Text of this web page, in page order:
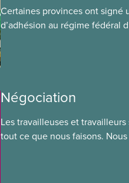
Certaines provinces ont signé
d’adhésion au régime fédéral
Négociation
Les travailleuses et
tout ce que nous faisons.